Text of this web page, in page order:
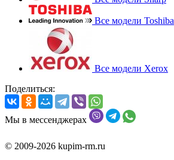
Все модели Toshiba
Все модели Xerox
Поделиться:
Мы в мессенджерах
© 2009-2026 kupim-rm.ru